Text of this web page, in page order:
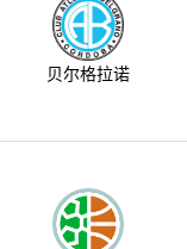
贝尔格拉诺